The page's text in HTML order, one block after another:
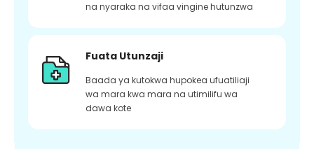
na nyaraka na vifaa vingine hutunzwa
Fuata Utunzaji
Baada ya kutokwa hupokea ufuatiliaji
wa mara kwa mara na utimilifu wa
dawa kote